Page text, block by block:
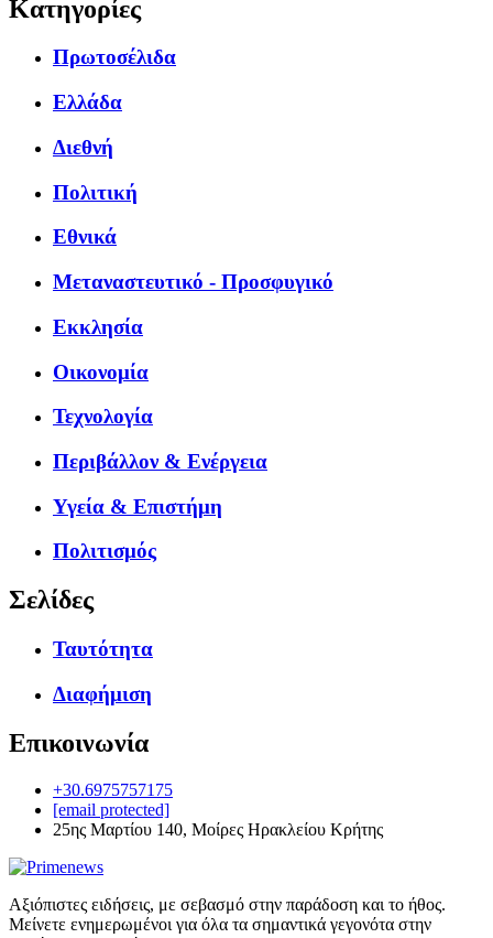
Κατηγορίες
Πρωτοσέλιδα
Ελλάδα
Διεθνή
Πολιτική
Εθνικά
Μεταναστευτικό - Προσφυγικό
Εκκλησία
Οικονομία
Τεχνολογία
Περιβάλλον & Ενέργεια
Υγεία & Επιστήμη
Πολιτισμός
Σελίδες
Ταυτότητα
Διαφήμιση
Επικοινωνία
+30.6975757175
[email protected]
25ης Μαρτίου 140, Μοίρες Ηρακλείου Κρήτης
Αξιόπιστες ειδήσεις, με σεβασμό στην παράδοση και το ήθος.
Μείνετε ενημερωμένοι για όλα τα σημαντικά γεγονότα στην